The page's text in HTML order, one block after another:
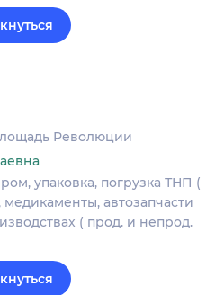
Революции
упаковка, погрузка ТНП (
автозапчасти
( прод. и непрод.